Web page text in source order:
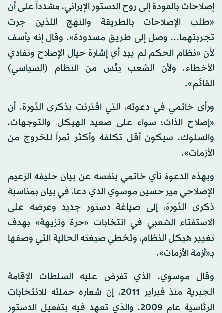
إصلاحات بالعودة إلى روح الدستور الإيراني، مشدداً على أن
«طلب الإصلاحات بالطريقة والنهج اللذين جرت
تجربتهما... وصل إلى طريق مسدودة». وقال إنه يأسف
لأن «نظام الحكم لم يبدِ أي إشارة حيال الإصلاح وتفادي
الأخطاء، ولأن الشعب يئس من النظام (السياسي)
القائم».
ورأى خاتمي في دعوته، التي اقترنت بذكرى الثورة، أن
«إصلاح الذات؛ سواء على صعيد الهيكل، والتوجهات،
والسلوك، سيكون أقل تكلفة وأكثر ثمراً للخروج من
الأزمات».
وبهذه الدعوة نأي خاتمي بنفسه عن بيان حليفه الزعيم
الإصلاحي مير حسين موسوي الذي دعا، في بيان بمناسبة
ذكرى الثورة، إلى صياغة دستور جديد وعرضه على
الاستفتاء الشعبي في انتخابات «حرة ونزيهة» بهدف
تغيير هيكل النظام، وتخطي صيغته الحالية التي وصفها
بـ«أزمة الأزمات».
وقال موسوي، الذي تفرض عليه السلطات الإقامة
الجبرية منذ فبراير 2011، إن شعاره حملته للانتخابات
الرئاسية عام 2009، والذي تعهد فيه بتفعيل الدستور